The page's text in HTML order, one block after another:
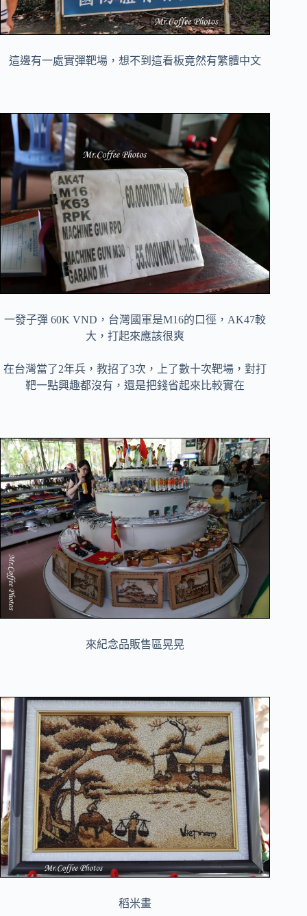
這邊有一處實彈靶場，想不到這看板竟然有繁體中文
一發子彈 60K VND，台灣國軍是M16的口徑，AK47較
大，打起來應該很爽
在台灣當了2年兵，教招了3次，上了數十次靶場，對打
靶一點興趣都沒有，還是把錢省起來比較實在
來紀念品販售區晃晃
稻米畫